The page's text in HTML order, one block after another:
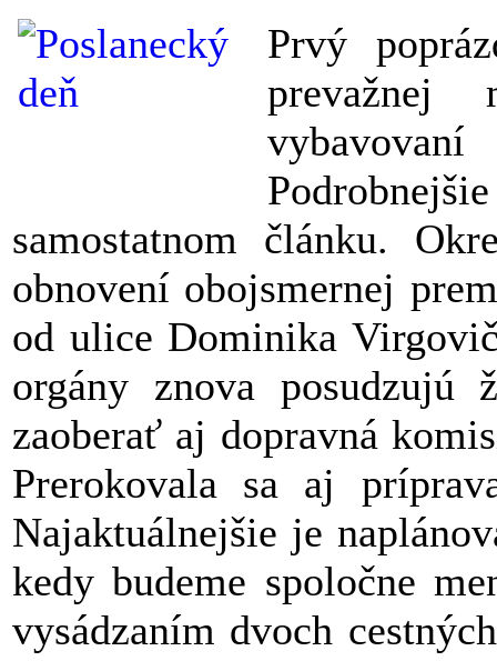
Prvý
prevažnej
samostatnom článku.
obnovení obojsmernej
od ulice Dominika
orgány znova posudzujú
zaoberať aj dopravná
Prerokovala sa aj
Najaktuálnejšie je
kedy budeme spoločne
vysádzaním dvoch